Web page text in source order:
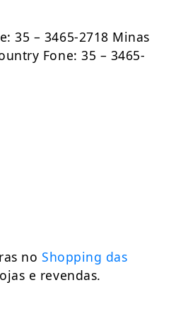
35 – 3465-2718 Minas
Fone: 35 – 3465-
noShopping das
e revendas.